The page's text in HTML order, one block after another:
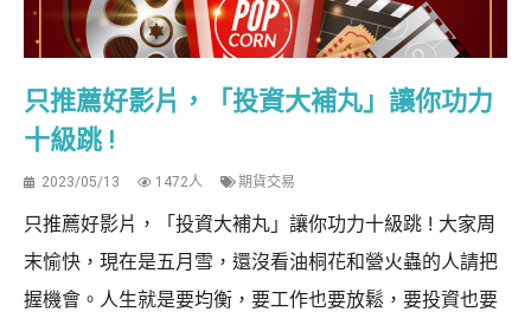
只推薦好影片，「投資大補丸」讓你功力
十級跳 !
2023/05/13 1472人 期貨交易
只推薦好影片，「投資大補丸」讓你功力十級跳 ! 大家周
末愉快，現在是五月雪，還沒看油桐花和營火蟲的人請把
握機會。人生就是要均衡，要工作也要放鬆，要投資也要